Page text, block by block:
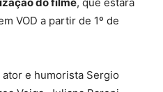
VOD a partir de 1º de
e humorista Sergio